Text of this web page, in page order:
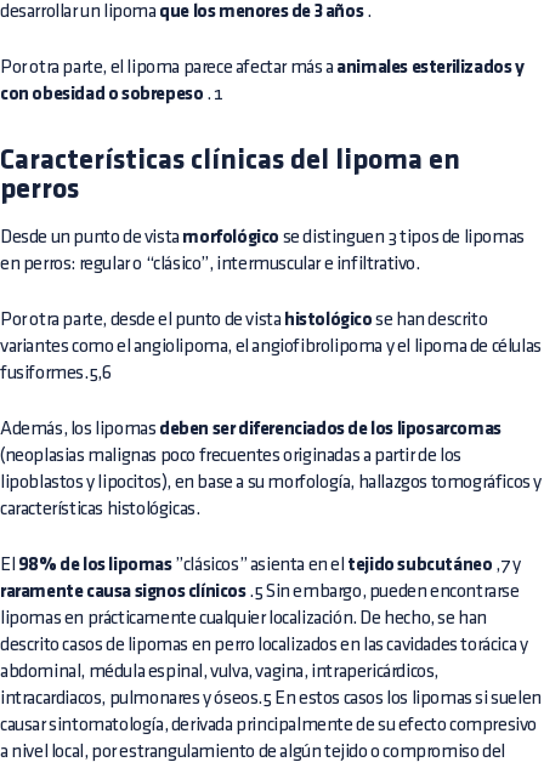
desarrollar un lipoma que los menores de 3 años.
Por otra parte, el lipoma parece afectar más a animales esterilizados y
con obesidad o sobrepeso . 1
Características clínicas del lipoma en
perros
Desde un punto de vista morfológico se distinguen 3 tipos de lipomas
en perros: regular o “clásico”, intermuscular e infiltrativo.
Por otra parte, desde el punto de vista histológico se han descrito
variantes como el angiolipoma, el angiofibrolipoma y el lipoma de células
fusiformes.5,6
Además, los lipomas deben ser diferenciados de los liposarcomas
(neoplasias malignas poco frecuentes originadas a partir de los
lipoblastos y lipocitos), en base a su morfología, hallazgos tomográficos y
características histológicas.
El 98% de los lipomas”clásicos” asienta en el tejido subcutáneo ,7 y
raramente causa signos clínicos.5 Sin embargo, pueden encontrarse
lipomas en prácticamente cualquier localización. De hecho, se han
descrito casos de lipomas en perro localizados en las cavidades torácica y
abdominal, médula espinal, vulva, vagina, intrapericárdicos,
intracardiacos, pulmonares y óseos.5 En estos casos los lipomas si suelen
causar sintomatología, derivada principalmente de su efecto compresivo
a nivel local, por estrangulamiento de algún tejido o compromiso del